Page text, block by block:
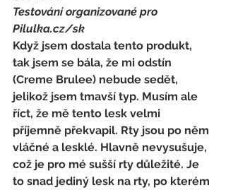
Testování organizované pro
Pilulka.cz/sk
Když jsem dostala tento produkt,
tak jsem se bála, že mi odstín
(Creme Brulee) nebude sedět,
jelikož jsem tmavší typ. Musím ale
říct, že mě tento lesk velmi
příjemně překvapil. Rty jsou po něm
vláčné a lesklé. Hlavně nevysušuje,
což je pro mé sušší rty důležité. Je
to snad jediný lesk na rty, po kterém